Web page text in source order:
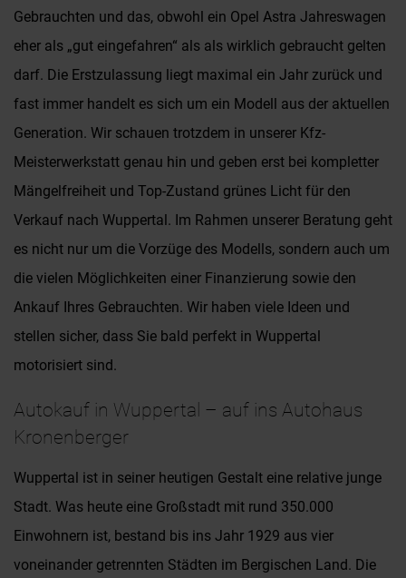
Gebrauchten und das, obwohl ein Opel Astra Jahreswagen
eher als „gut eingefahren“ als als wirklich gebraucht gelten
darf. Die Erstzulassung liegt maximal ein Jahr zurück und
fast immer handelt es sich um ein Modell aus der aktuellen
Generation. Wir schauen trotzdem in unserer Kfz-
Meisterwerkstatt genau hin und geben erst bei kompletter
Mängelfreiheit und Top-Zustand grünes Licht für den
Verkauf nach Wuppertal. Im Rahmen unserer Beratung geht
es nicht nur um die Vorzüge des Modells, sondern auch um
die vielen Möglichkeiten einer Finanzierung sowie den
Ankauf Ihres Gebrauchten. Wir haben viele Ideen und
stellen sicher, dass Sie bald perfekt in Wuppertal
motorisiert sind.
Autokauf in Wuppertal – auf ins Autohaus
Kronenberger
Wuppertal ist in seiner heutigen Gestalt eine relative junge
Stadt. Was heute eine Großstadt mit rund 350.000
Einwohnern ist, bestand bis ins Jahr 1929 aus vier
voneinander getrennten Städten im Bergischen Land. Die